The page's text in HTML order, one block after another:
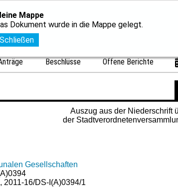
Beschlüsse Offene Berichte
Mappe
Dokument wurde in die Mappe gelegt.
Schließen
Auszug aus der Niederschrift
der
Gesellschaften
2011-16/DS-I(A)0394/1